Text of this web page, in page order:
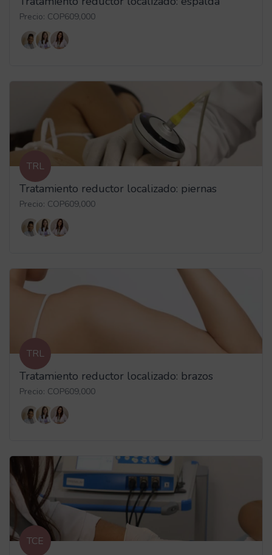
Precio: COP609,000
TRL
Tratamiento reductor localizado: piernas
Precio: COP609,000
TRL
Tratamiento reductor localizado: brazos
Precio: COP609,000
TCE